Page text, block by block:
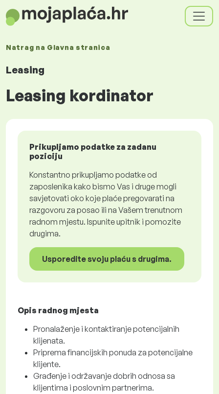
Natrag na Glavna stranica
Leasing
Leasing kordinator
Prikupljamo podatke za zadanu
poziciju
Konstantno prikupljamo podatke od
zaposlenika kako bismo Vas i druge mogli
savjetovati oko koje plaće pregovarati na
razgovoru za posao ili na Vašem trenutnom
radnom mjestu. Ispunite upitnik i pomozite
drugima.
Usporedite svoju plaću s drugima.
Opis radnog mjesta
Pronalaženje i kontaktiranje potencijalnih
klijenata.
Priprema financijskih ponuda za potencijalne
klijente.
Građenje i održavanje dobrih odnosa sa
klijentima i poslovnim partnerima.